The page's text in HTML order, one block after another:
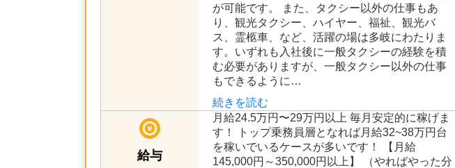
が可能です。 また、タクシー以外の仕事もあ
り、観光タクシー、ハイヤー、福祉、観光バ
ス、霊柩車、など、活躍の場は多岐にわたりま
す。いずれも入社後に一般タクシーの経験を積
む必要がありますが、一般タクシー以外の仕事
もできるように…
続きを読む
給与
月給24.5万円〜29万円以上 毎月安定的に稼げま
す！ トップ乗務員層となれば月給32~38万円台
を稼いでいるケースが多いです！ 【月給
145,000円～350,000円以上】 （やればやった分